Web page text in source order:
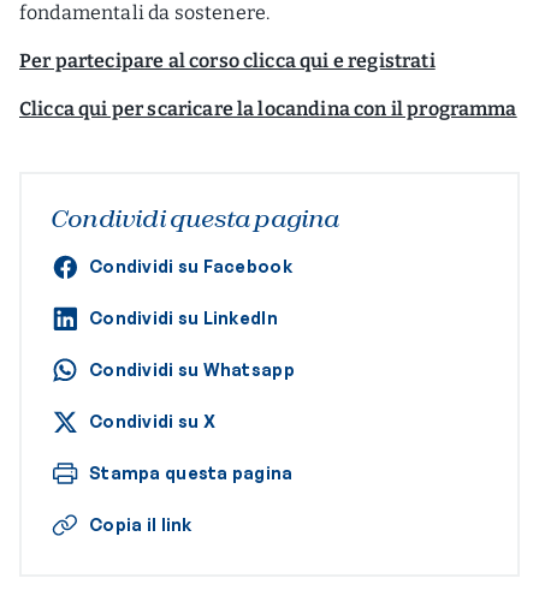
fondamentali da sostenere.
Per partecipare al corso clicca qui e registrati
Clicca qui per scaricare la locandina con il programma
Condividi questa pagina
Condividi su Facebook
Condividi su LinkedIn
Condividi su Whatsapp
Condividi su X
Stampa questa pagina
Copia il link